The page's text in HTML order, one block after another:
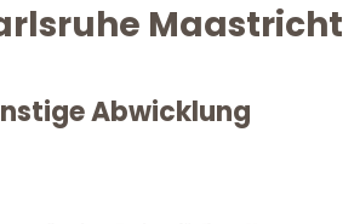
Maastricht
Abwicklung